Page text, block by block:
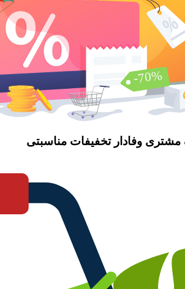
وفادارتخفیفات مناسبتی